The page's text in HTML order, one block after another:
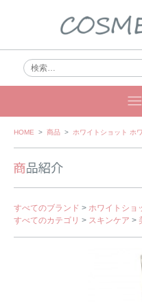
Skip
HOME > 商品 > ホワイトショット ホ
すべてのブランド > ホワイトショ
すべてのカテゴリ > スキンケア >